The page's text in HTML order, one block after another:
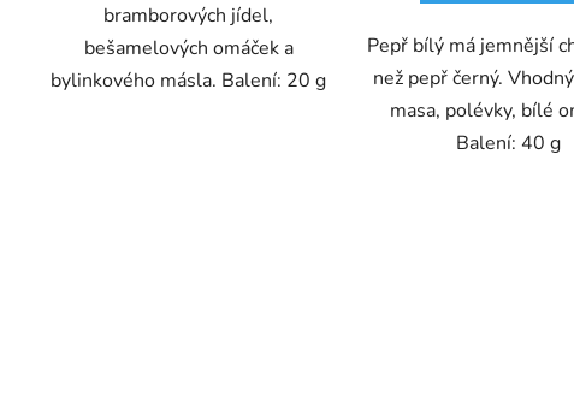
bramborových jídel,
bešamelových omáček a
bylinkového másla. Balení: 20 g
Pepř bílý má jemnější
než pepř černý.
masa, polévky, bílé
Balení: 40 g